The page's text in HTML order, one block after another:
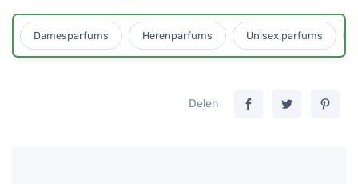
Damesparfums Herenparfums Unisex parfums
Delen